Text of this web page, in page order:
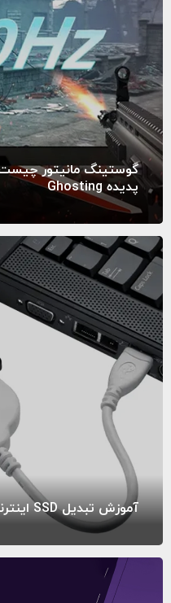
گوستینگ مانیتور
پدیده Ghosting
آموزش تبدیل SSD اینترنال به اکسترنال